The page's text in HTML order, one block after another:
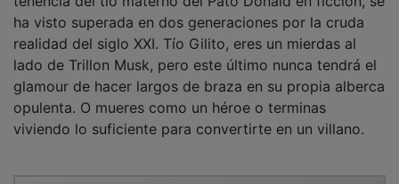
ha visto superada en dos generaciones por la cruda
realidad del siglo XXI. Tío Gilito, eres un mierdas al
lado de Trillon Musk, pero este último nunca tendrá el
glamour de hacer largos de braza en su propia alberca
opulenta. O mueres como un héroe o terminas
viviendo lo suficiente para convertirte en un villano.